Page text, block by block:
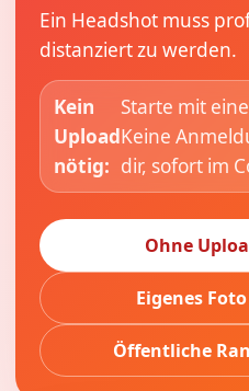
Ein Headshot muss
distanziert zu werden.
Kein
Upload
nötig:
Starte mit
Keine
dir, sofort im
Ohne
Eigenes
Öffentliche